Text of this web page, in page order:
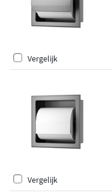
Vergelijk
Vergelijk